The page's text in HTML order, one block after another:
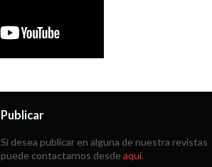
Publicar
Si desea publicar en alguna de nuestra revistas
puede contactarnos desde aquí.